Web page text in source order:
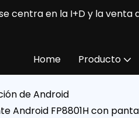
centra en la I+D y la venta
Home Producto
de Android
Android FP8801H con